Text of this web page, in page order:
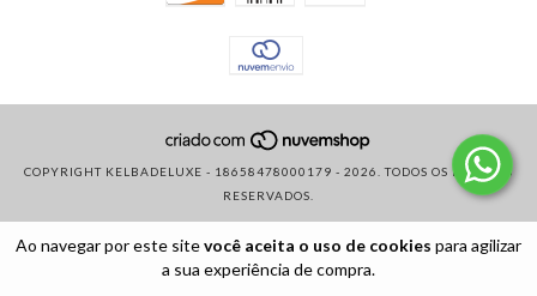
Ao navegar por este sitevocê aceita o uso de cookies para agilizar
a sua experiência de compra.
COPYRIGHT KELBADELUXE - 18658478000179 - 2026. TODOS OS DIREITOS
RESERVADOS.